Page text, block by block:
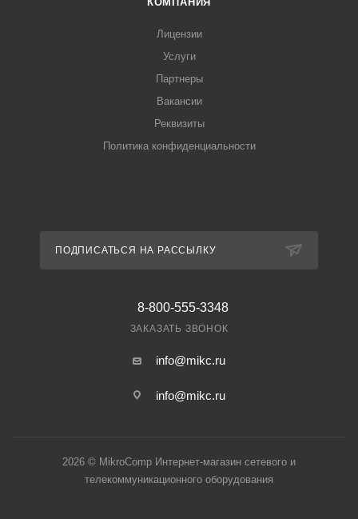
Лицензии
Услуги
Партнеры
Вакансии
Реквизиты
Политика конфиденциальности
ПОДПИСАТЬСЯ НА РАССЫЛКУ
8-800-555-3348
ЗАКАЗАТЬ ЗВОНОК
info@mikc.ru
info@mikc.ru
2026 © MikroComp Интернет-магазин сетевого и
телекоммуникационного оборудования